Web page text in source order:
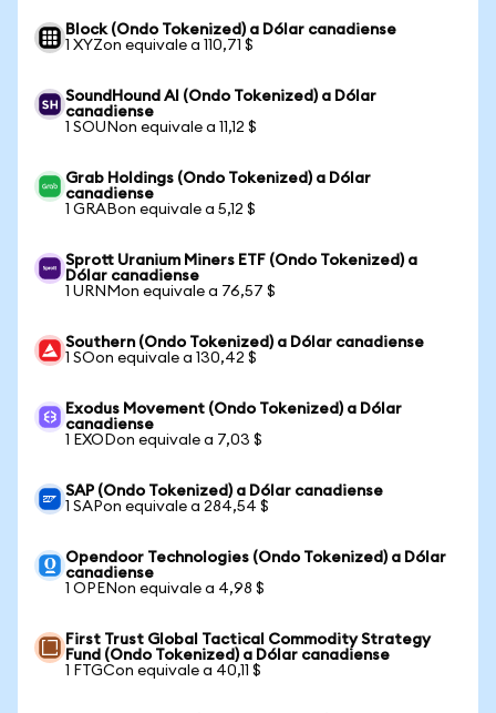
Block (Ondo Tokenized) a Dólar canadiense
1 XYZon equivale a 110,71 $
SoundHound AI (Ondo Tokenized) a Dólar
canadiense
1 SOUNon equivale a 11,12 $
Grab Holdings (Ondo Tokenized) a Dólar
canadiense
1 GRABon equivale a 5,12 $
Sprott Uranium Miners ETF (Ondo Tokenized) a
Dólar canadiense
1 URNMon equivale a 76,57 $
Southern (Ondo Tokenized) a Dólar canadiense
1 SOon equivale a 130,42 $
Exodus Movement (Ondo Tokenized) a Dólar
canadiense
1 EXODon equivale a 7,03 $
SAP (Ondo Tokenized) a Dólar canadiense
1 SAPon equivale a 284,54 $
Opendoor Technologies (Ondo Tokenized) a Dólar
canadiense
1 OPENon equivale a 4,98 $
First Trust Global Tactical Commodity Strategy
Fund (Ondo Tokenized) a Dólar canadiense
1 FTGCon equivale a 40,11 $